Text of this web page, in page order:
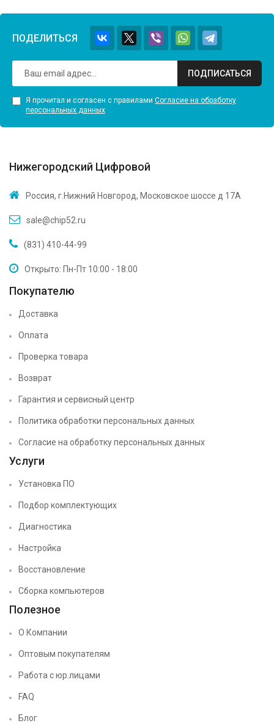
ПОДЕЛИТЬСЯ
ПОДПИСАТЬСЯ
Я прочитал и согласен с правилами Согласие на обработку
персональных данных
Нижегородский Цифровой
Россия, г.Нижний Новгород, Московское шоссе д 17А
sale@chip52.ru
(831) 410-44-99
Открыто: Пн-Пт 10:00 - 18:00
Покупателю
Доставка
Оплата
Проверка товара
Возврат
Гарантия и сервисный центр
Политика обработки персональных данных
Согласие на обработку персональных данных
Услуги
Установка ПО
Подбор комплектующих
Диагностика
Настройка
Восстановление
Сборка компьютеров
Полезное
О Компании
Оптовым покупателям
Работа с юр.лицами
FAQ
Блог